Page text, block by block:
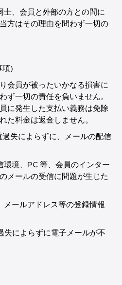
士、会員と外部の方との間に
方はその理由を問わず一切の
項)
会員が被ったいかなる損害に
ず一切の責任を負いません。
に発生した支払い義務は免除
た料金は返金しません。
失によらずに、メールの配信
環境、PC 等、会員のインター
メールの受信に問題が生じた
メールアドレス等の登録情報
失によらずに電子メールが不